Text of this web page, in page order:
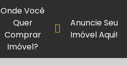
Anuncie Seu
Imóvel Aqui!
Onde Você
Quer
Comprar
Imóvel?